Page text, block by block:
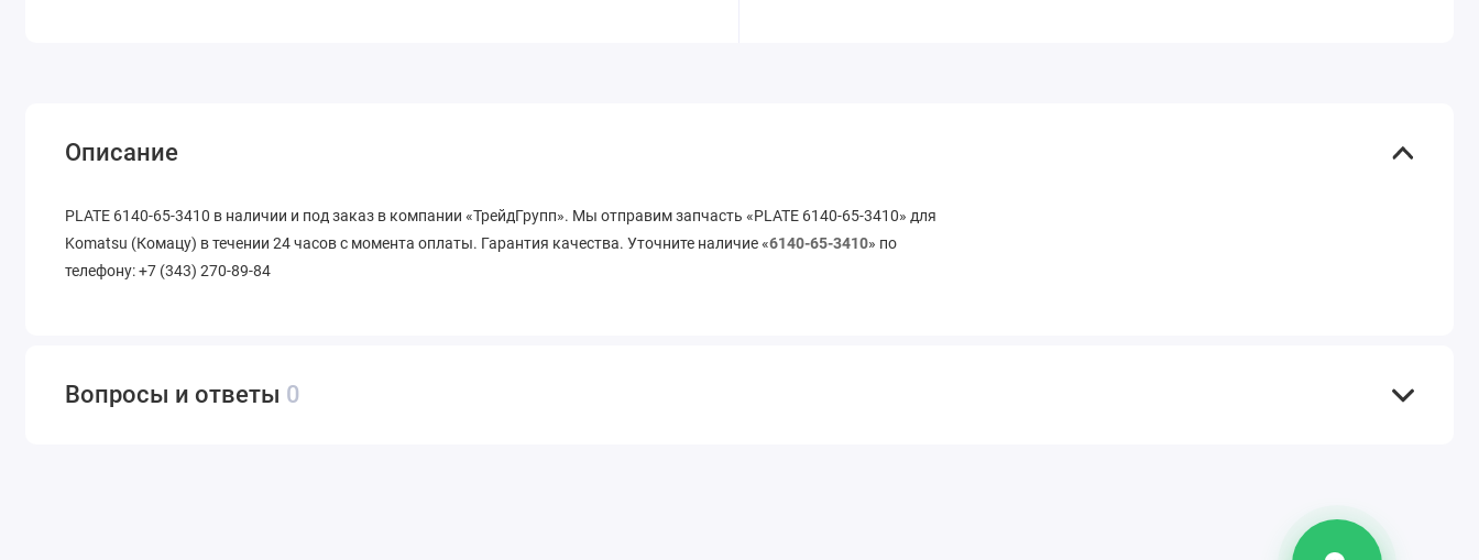
Описание
PLATE 6140-65-3410 в наличии и под заказ в компании «ТрейдГрупп». Мы отправим запчасть «PLATE 6140-65-3410» для
Komatsu (Комацу) в течении 24 часов с момента оплаты. Гарантия качества. Уточните наличие «6140-65-3410» по
телефону: +7 (343) 270-89-84
Вопросы и ответы 0